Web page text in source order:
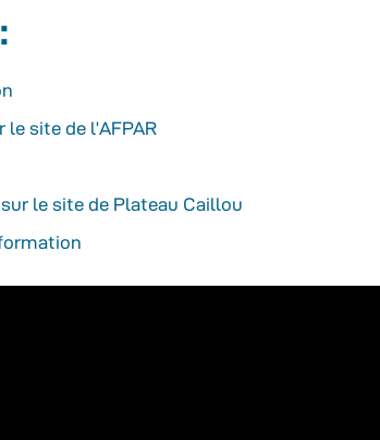
site de l’AFPAR
le site de Plateau Caillou